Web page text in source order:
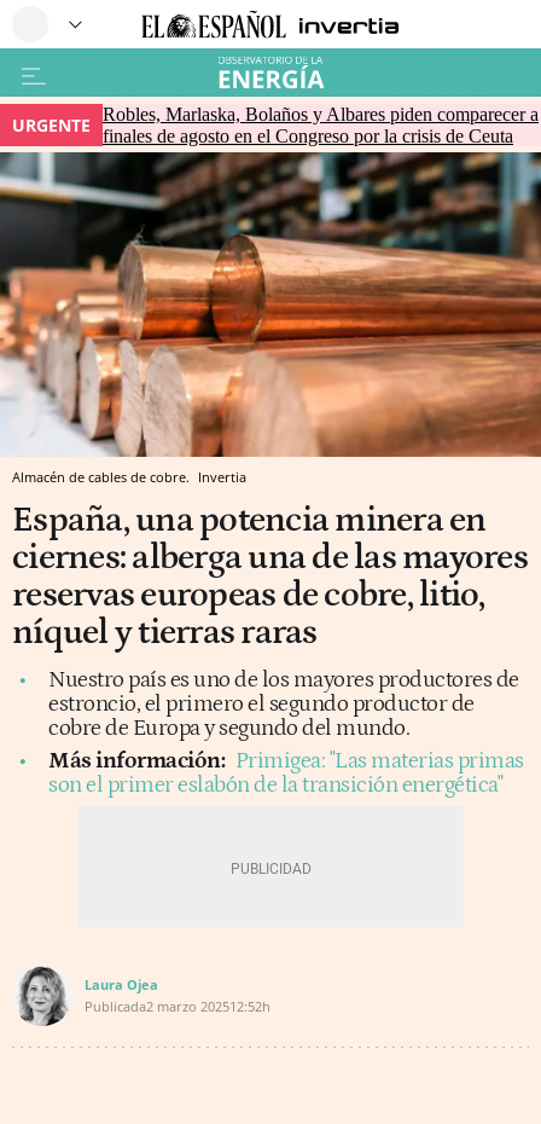
URGENTE
Robles, Marlaska, Bolaños y Albares piden comparecer a
finales de agosto en el Congreso por la crisis de Ceuta
Almacén de cables de cobre. Invertia
España, una potencia minera en
ciernes: alberga una de las mayores
reservas europeas de cobre, litio,
níquel y tierras raras
Nuestro país es uno de los mayores productores de
estroncio, el primero el segundo productor de
cobre de Europa y segundo del mundo.
Más información: Primigea: "Las materias primas
son el primer eslabón de la transición energética"
Laura Ojea
Publicada2 marzo 202512:52h